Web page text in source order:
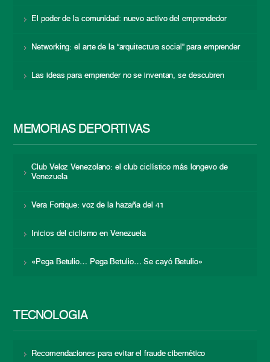
El poder de la comunidad: nuevo activo del emprendedor
Networking: el arte de la “arquitectura social” para emprender
Las ideas para emprender no se inventan, se descubren
MEMORIAS DEPORTIVAS
Club Veloz Venezolano: el club ciclístico más longevo de
Venezuela
Vera Fortique: voz de la hazaña del 41
Inicios del ciclismo en Venezuela
«Pega Betulio… Pega Betulio… Se cayó Betulio»
TECNOLOGÍA
Recomendaciones para evitar el fraude cibernético